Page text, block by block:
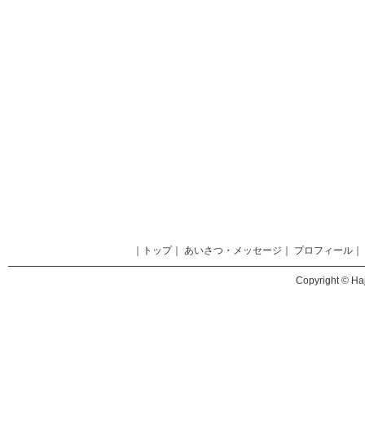
トップ｜ あいさつ・メッセージ プロフィール
Copyright ©